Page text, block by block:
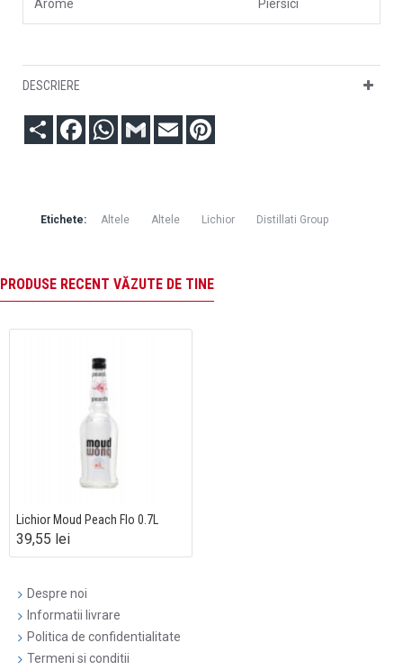
Arome Piersici
DESCRIERE
PartajareFacebookWhatsApp
Gmail Email
Etichete: Altele Altele Lichior Distillati Group
PRODUSE RECENT VĂZUTE DE TINE
Lichior Moud Peach Flo 0.7L
39,55 lei
Despre noi
Informatii livrare
Politica de confidentialitate
Termeni si conditii